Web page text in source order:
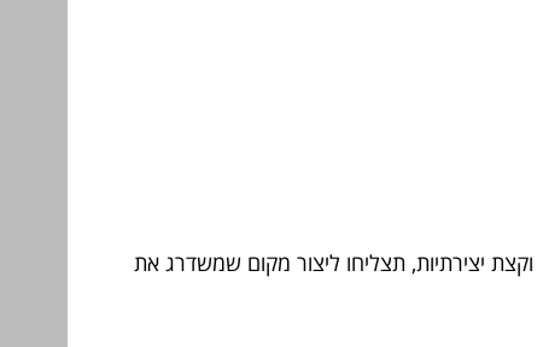
יצירתיות, תצליחו ליצור מקום שמשדרג את